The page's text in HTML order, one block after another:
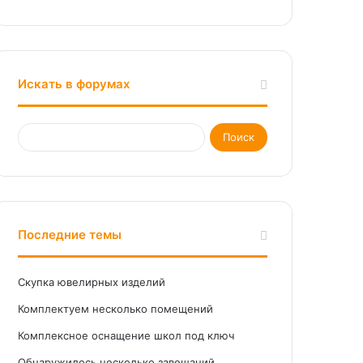
Искать в форумах
Последние темы
Скупка ювелирных изделий
Комплектуем несколько помещений
Комплексное оснащение школ под ключ